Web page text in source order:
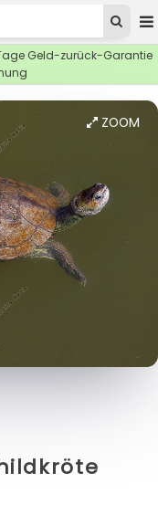
Geld-zurück-Garantie
ZOOM